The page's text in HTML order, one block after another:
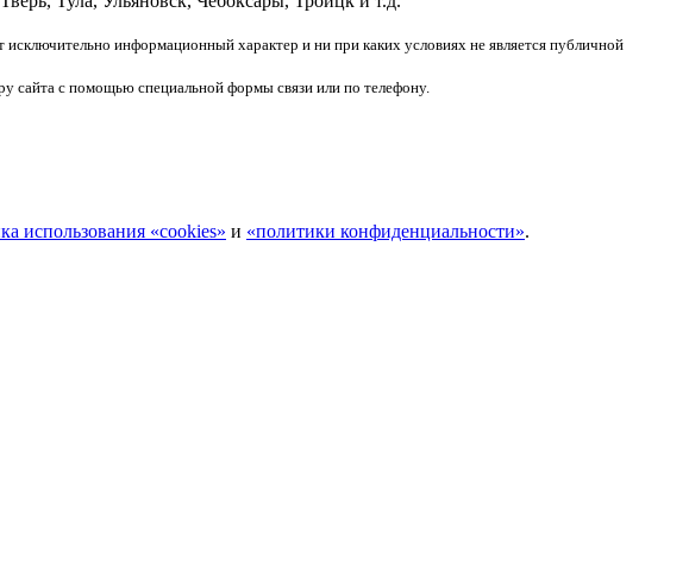
информационный характер и ни при каких условиях не является публичной
сайта с помощью специальной формы связи или по телефону.
использования «cookies» и «политики конфиденциальности».